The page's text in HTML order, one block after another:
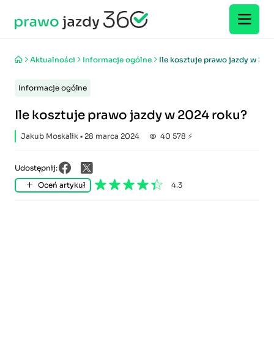
Aktualności Informacje ogólne Ile kosztuje prawo jazdy w
Informacje ogólne
Ile kosztuje prawo jazdy w 2024 roku?
Jakub Moskalik ▪ 28 marca 2024 40 578 ⚡
Udostępnij:
Oceń artykuł
4.3